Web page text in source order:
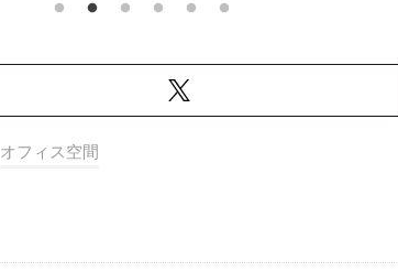
オフィス空間